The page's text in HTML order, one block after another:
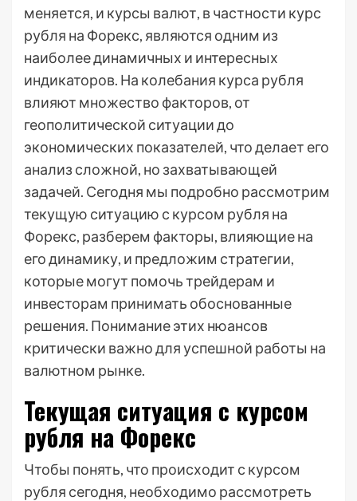
меняется, и курсы валют, в частности курс
рубля на Форекс, являются одним из
наиболее динамичных и интересных
индикаторов. На колебания курса рубля
влияют множество факторов, от
геополитической ситуации до
экономических показателей, что делает его
анализ сложной, но захватывающей
задачей. Сегодня мы подробно рассмотрим
текущую ситуацию с курсом рубля на
Форекс, разберем факторы, влияющие на
его динамику, и предложим стратегии,
которые могут помочь трейдерам и
инвесторам принимать обоснованные
решения. Понимание этих нюансов
критически важно для успешной работы на
валютном рынке.
Текущая ситуация с курсом
рубля на Форекс
Чтобы понять, что происходит с курсом
рубля сегодня, необходимо рассмотреть